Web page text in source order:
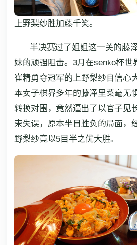
上野梨纱胜加藤千笑。
半决赛过了姐姐这一关的藤
妹的顽强阻击。3月在senko杯世
崔精勇夺冠军的上野梨纱自信心
本女子棋界多年的藤泽里菜毫无
转换对围，竟然逼出了以官子见
束失误，原本半目胜负的局面，
野梨纱竟以5目半之优大胜。